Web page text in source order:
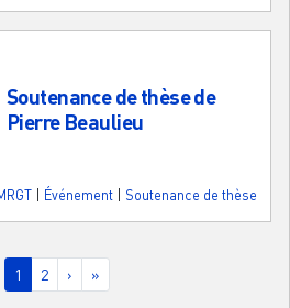
Soutenance de thèse de
Pierre Beaulieu
Événement Soutenance de thèse
Page courante
1 Page
2 Page suivante
› Dernière page
»